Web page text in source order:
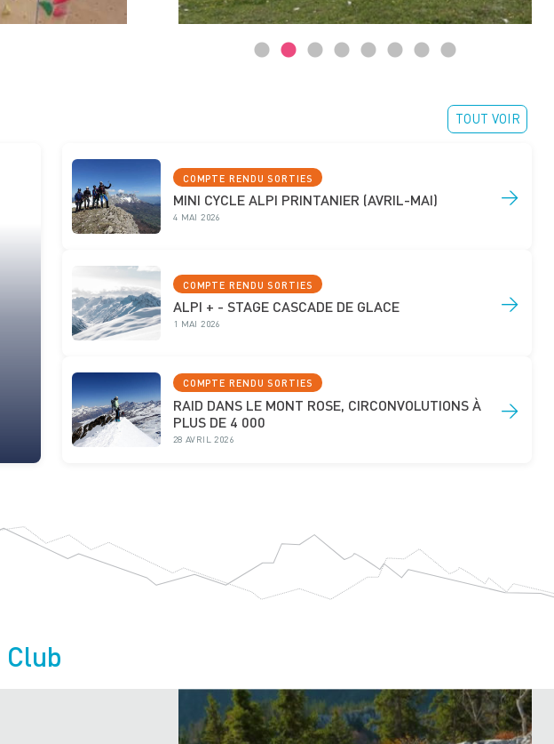
AGENDA
TOUT VOIR
COMPTE RENDU SORTIES
MINI CYCLE ALPI PRINTANIER (AVRIL-MAI)
4 MAI 2026
→
COMPTE RENDU SORTIES
ALPI + - STAGE CASCADE DE GLACE
1 MAI 2026
→
COMPTE RENDU SORTIES
RAID DANS LE MONT ROSE, CIRCONVOLUTIONS À
PLUS DE 4 000
28 AVRIL 2026
→
Club